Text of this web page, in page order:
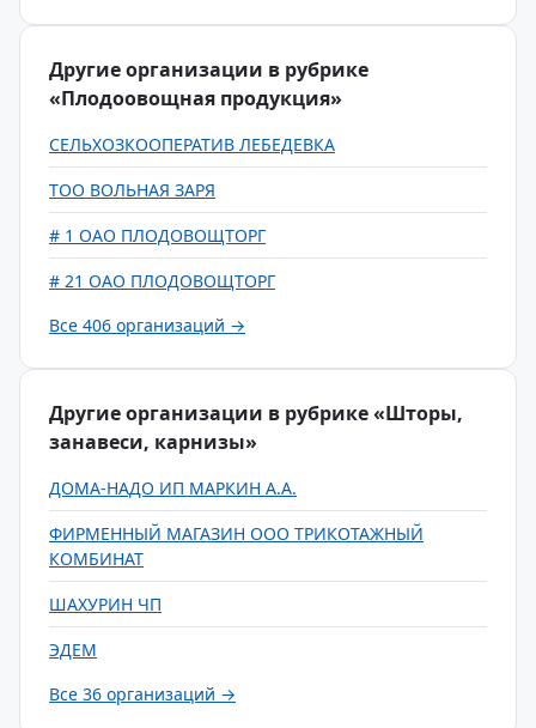
Другие организации в рубрике
«Плодоовощная продукция»
СЕЛЬХОЗКООПЕРАТИВ ЛЕБЕДЕВКА
ТОО ВОЛЬНАЯ ЗАРЯ
# 1 ОАО ПЛОДОВОЩТОРГ
# 21 ОАО ПЛОДОВОЩТОРГ
Все 406 организаций →
Другие организации в рубрике «Шторы,
занавеси, карнизы»
ДОМА-НАДО ИП МАРКИН А.А.
ФИРМЕННЫЙ МАГАЗИН ООО ТРИКОТАЖНЫЙ
КОМБИНАТ
ШАХУРИН ЧП
ЭДЕМ
Все 36 организаций →